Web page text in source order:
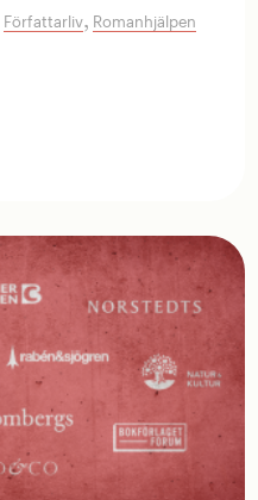
Författarliv, Romanhjälpen